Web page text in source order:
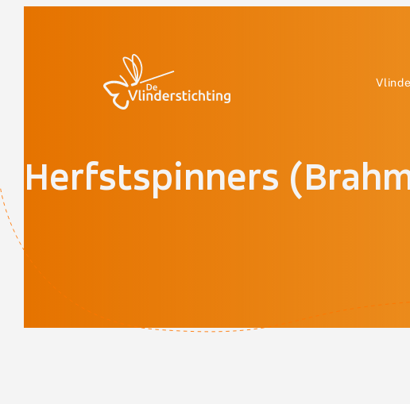
Herfstspinners